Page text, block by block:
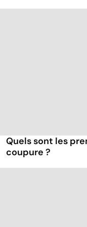
Quels sont les
coupure ?